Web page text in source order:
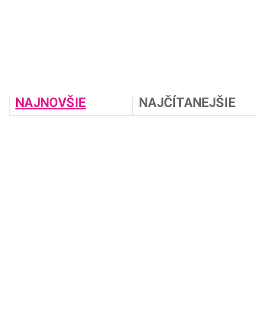
NAJNOVŠIE NAJČÍTANEJŠIE